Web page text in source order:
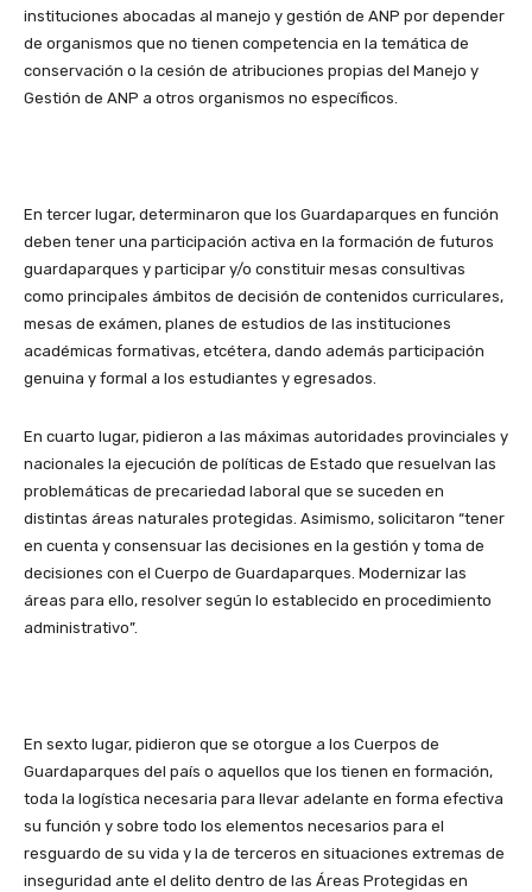
instituciones abocadas al manejo y gestión de ANP por depender
de organismos que no tienen competencia en la temática de
conservación o la cesión de atribuciones propias del Manejo y
Gestión de ANP a otros organismos no específicos.
En tercer lugar, determinaron que los Guardaparques en función
deben tener una participación activa en la formación de futuros
guardaparques y participar y/o constituir mesas consultivas
como principales ámbitos de decisión de contenidos curriculares,
mesas de exámen, planes de estudios de las instituciones
académicas formativas, etcétera, dando además participación
genuina y formal a los estudiantes y egresados.
En cuarto lugar, pidieron a las máximas autoridades provinciales y
nacionales la ejecución de políticas de Estado que resuelvan las
problemáticas de precariedad laboral que se suceden en
distintas áreas naturales protegidas. Asimismo, solicitaron “tener
en cuenta y consensuar las decisiones en la gestión y toma de
decisiones con el Cuerpo de Guardaparques. Modernizar las
áreas para ello, resolver según lo establecido en procedimiento
administrativo”.
En sexto lugar, pidieron que se otorgue a los Cuerpos de
Guardaparques del país o aquellos que los tienen en formación,
toda la logística necesaria para llevar adelante en forma efectiva
su función y sobre todo los elementos necesarios para el
resguardo de su vida y la de terceros en situaciones extremas de
inseguridad ante el delito dentro de las Áreas Protegidas en